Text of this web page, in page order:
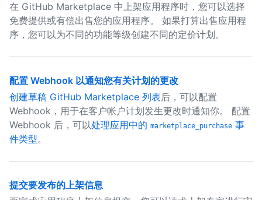
在 GitHub Marketplace 中上架应用程序时，您可以选择
免费提供或有偿出售您的应用程序。 如果打算出售应用程
序，您可以为不同的功能等级创建不同的定价计划。
配置 Webhook 以通知您有关计划的更改
创建草稿 GitHub Marketplace 列表后，可以配置
Webhook，用于在客户帐户计划发生更改时通知你。 配置
Webhook 后，可以处理应用中的 marketplace_purchase 事
件类型。
提交要发布的上架信息